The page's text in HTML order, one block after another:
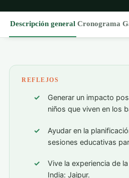
Descripción general Cronograma
REFLEJOS
Generar un impacto
niños que viven en los
Ayudar en la
sesiones educativas
Vive la experiencia de
India: Jaipur.